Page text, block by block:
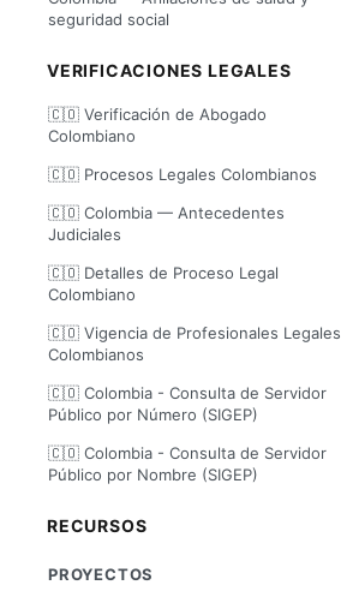
seguridad social
VERIFICACIONES LEGALES
🇨🇴 Verificación de Abogado
Colombiano
🇨🇴 Procesos Legales Colombianos
🇨🇴 Colombia — Antecedentes
Judiciales
🇨🇴 Detalles de Proceso Legal
Colombiano
🇨🇴 Vigencia de Profesionales Legales
Colombianos
🇨🇴 Colombia - Consulta de Servidor
Público por Número (SIGEP)
🇨🇴 Colombia - Consulta de Servidor
Público por Nombre (SIGEP)
RECURSOS
PROYECTOS